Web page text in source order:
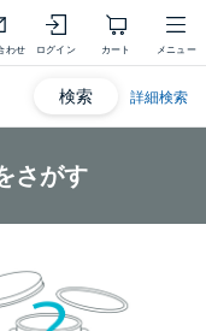
わせ ログイン カート メニュー
検索 詳細検索
さがす